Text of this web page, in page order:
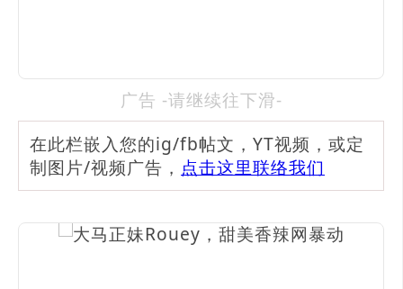
广告 -请继续往下滑-
在此栏嵌入您的ig/fb帖文，YT视频，或定
制图片/视频广告， 点击这里联络我们